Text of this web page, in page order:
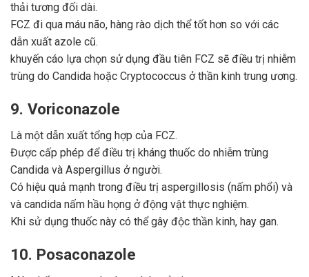
thải tương đối dài.
FCZ đi qua máu não, hàng rào dịch thể tốt hơn so với các
dẫn xuất azole cũ.
khuyến cáo lựa chọn sử dụng đầu tiên FCZ sẽ điều trị nhiễm
trùng do Candida hoặc Cryptococcus ở thần kinh trung ương.
9. Voriconazole
Là một dẫn xuất tổng hợp của FCZ.
Được cấp phép để điều trị kháng thuốc do nhiễm trùng
Candida và Aspergillus ở người.
Có hiệu quả mạnh trong điều trị aspergillosis (nấm phổi) và
và candida nấm hầu họng ở động vật thực nghiệm.
Khi sử dụng thuốc này có thể gây độc thần kinh, hay gan.
10. Posaconazole